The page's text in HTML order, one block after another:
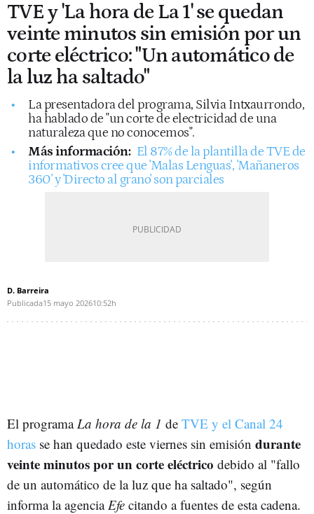
TVE y 'La hora de La 1' se quedan
veinte minutos sin emisión por un
corte eléctrico: "Un automático de
la luz ha saltado"
La presentadora del programa, Silvia Intxaurrondo,
ha hablado de "un corte de electricidad de una
naturaleza que no conocemos".
Más información: El 87% de la plantilla de TVE de
informativos cree que 'Malas Lenguas', 'Mañaneros
360' y 'Directo al grano' son parciales
D. Barreira
Publicada15 mayo 202610:52h
El programa La hora de la 1 de TVE y el Canal 24
horas se han quedado este viernes sin emisión durante
veinte minutos por un corte eléctrico debido al "fallo
de un automático de la luz que ha saltado", según
informa la agencia Efe citando a fuentes de esta cadena.